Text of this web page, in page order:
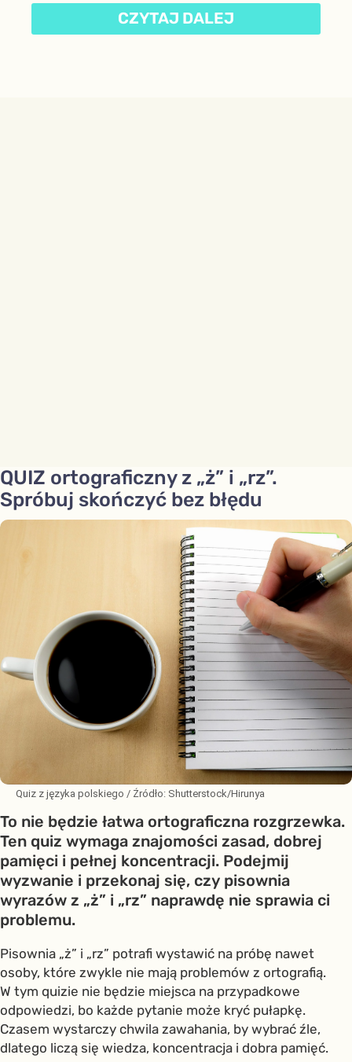
CZYTAJ DALEJ
QUIZ ortograficzny z „ż” i „rz”.
Spróbuj skończyć bez błędu
Quiz z języka polskiego / Źródło: Shutterstock/Hirunya
To nie będzie łatwa ortograficzna rozgrzewka.
Ten quiz wymaga znajomości zasad, dobrej
pamięci i pełnej koncentracji. Podejmij
wyzwanie i przekonaj się, czy pisownia
wyrazów z „ż” i „rz” naprawdę nie sprawia ci
problemu.
Pisownia „ż” i „rz” potrafi wystawić na próbę nawet
osoby, które zwykle nie mają problemów z ortografią.
W tym quizie nie będzie miejsca na przypadkowe
odpowiedzi, bo każde pytanie może kryć pułapkę.
Czasem wystarczy chwila zawahania, by wybrać źle,
dlatego liczą się wiedza, koncentracja i dobra pamięć.